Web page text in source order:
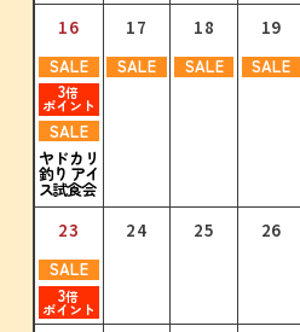
16
SALE
3倍
ポイント
SALE
ヤドカリ
釣り アイ
ス試食会
17
SALE
18
SALE
19
SALE
23
SALE
3倍
ポイント
24 25 26
31